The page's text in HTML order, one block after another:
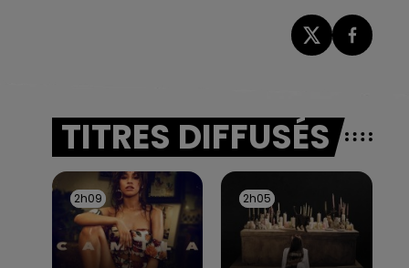
TITRES DIFFUSÉS
2h09
2h09 2h05
2h05